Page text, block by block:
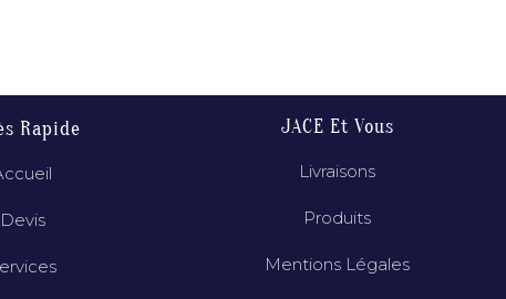
Rapide
Devis
JACE Et Vous
Livraisons
Produits
Mentions Légales